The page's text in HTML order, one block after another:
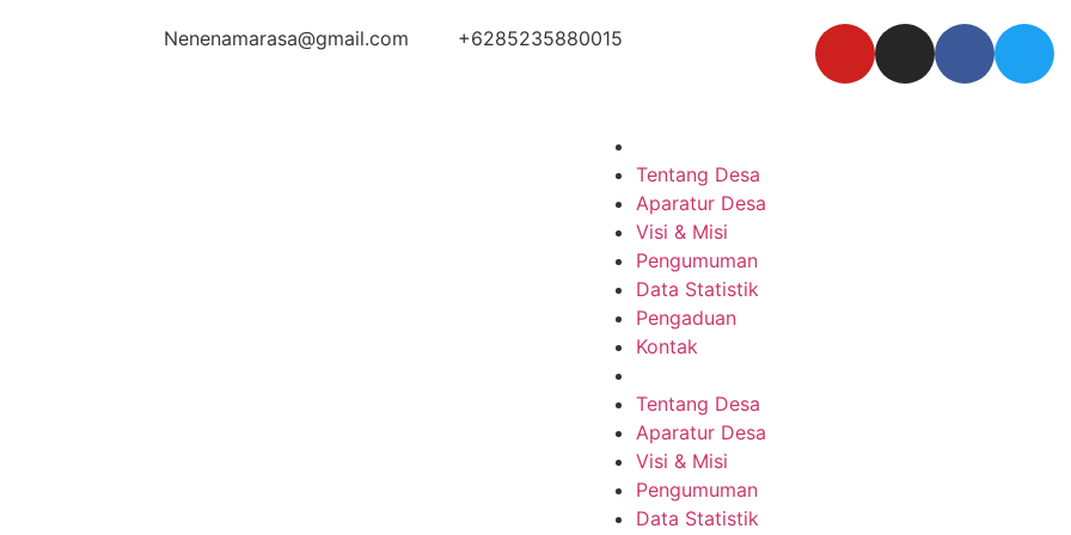
Nenenamarasa@gmail.com +6285235880015
Tentang Desa
Aparatur Desa
Visi & Misi
Pengumuman
Data Statistik
Pengaduan
Kontak
Tentang Desa
Aparatur Desa
Visi & Misi
Pengumuman
Data Statistik